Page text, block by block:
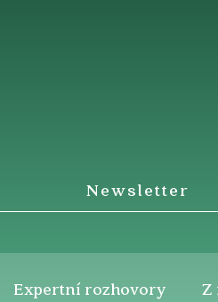
Newsletter
Expertní rozhovory Z